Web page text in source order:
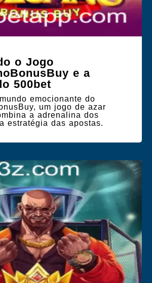
o Jogo
e a
500bet
emocionante do
um jogo de azar
a adrenalina dos
estratégia das apostas.